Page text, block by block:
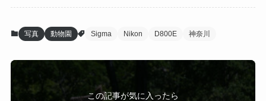
写真 動物園 Sigma Nikon D800E 神奈川
この記事が気に入ったら